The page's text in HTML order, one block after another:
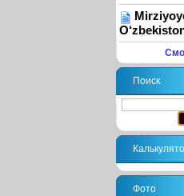
Поиск
Фото